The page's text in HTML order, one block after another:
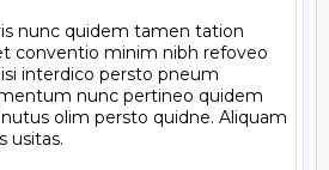
nunc quidem tamen tation
conventio minim nibh refoveo
interdico persto pneum
nunc pertineo quidem
olim persto quidne. Aliquam
usitas.